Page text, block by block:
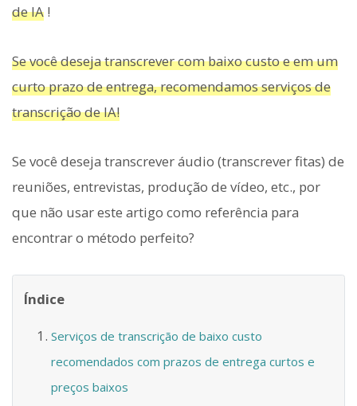
de IA !
Se você deseja transcrever com baixo custo e em um
curto prazo de entrega, recomendamos serviços de
transcrição de IA!
Se você deseja transcrever áudio (transcrever fitas) de
reuniões, entrevistas, produção de vídeo, etc., por
que não usar este artigo como referência para
encontrar o método perfeito?
Índice
Serviços de transcrição de baixo custo
recomendados com prazos de entrega curtos e
preços baixos